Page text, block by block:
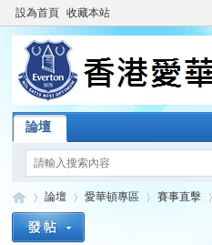
設為首頁 收藏本站
論壇
論壇 愛華頓專區 賽事直擊